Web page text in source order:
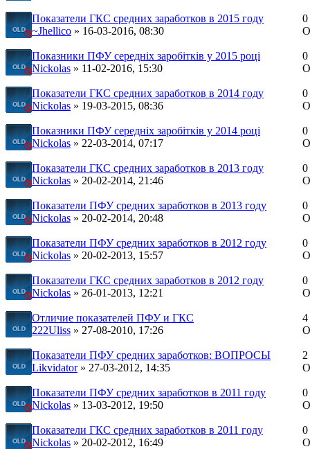
Показатели ГКС средних заработков в 2015 году
~Jhellico » 16-03-2016, 08:30
0
Показники ПФУ середніх заробітків у 2015 році
Nickolas » 11-02-2016, 15:30
0
Показатели ГКС средних заработков в 2014 году
Nickolas » 19-03-2015, 08:36
0
Показники ПФУ середніх заробітків у 2014 році
Nickolas » 22-03-2014, 07:17
0
Показатели ГКС средних заработков в 2013 году
Nickolas » 20-02-2014, 21:46
0
Показатели ПФУ средних заработков в 2013 году
Nickolas » 20-02-2014, 20:48
0
Показатели ПФУ средних заработков в 2012 году
Nickolas » 20-02-2013, 15:57
0
Показатели ГКС средних заработков в 2012 году
Nickolas » 26-01-2013, 12:21
0
Отличие показателей ПФУ и ГКС
222Uliss » 27-08-2010, 17:26
4
Показатели ПФУ средних заработков: ВОПРОСЫ
Likvidator» 27-03-2012, 14:35
2
Показатели ПФУ средних заработков в 2011 году
Nickolas » 13-03-2012, 19:50
0
Показатели ГКС средних заработков в 2011 году
Nickolas » 20-02-2012, 16:49
0